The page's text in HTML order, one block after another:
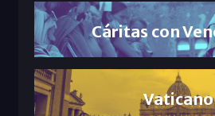
Cáritas con
Vaticano